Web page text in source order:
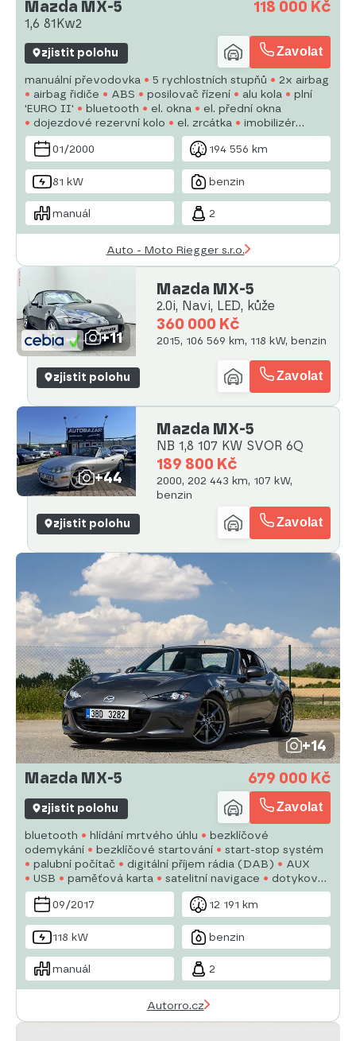
Mazda MX-5
1,6 81Kw2
118 000 Kč
zjistit polohu Zavolat
manuální převodovka 5 rychlostních stupňů
2x airbag
airbag řidiče
ABS posilovač řízení alu kola
plní
'EURO II'
bluetooth el. okna
el. přední okna
dojezdové rezervní kolo
el. zrcátka
imobilizér
centrální zamykání
01/2000
194 556 km
81 kW benzin
manuál 2
Auto - Moto Riegger s.r.o.
+11
Mazda MX-5
2.0i, Navi, LED, kůže
360 000 Kč
2015, 106 569 km, 118 kW, benzin
zjistit polohu Zavolat
+44
Mazda MX-5
NB 1,8 107 KW SVOR 6Q
189 800 Kč
2000, 202 443 km, 107 kW,
benzin
zjistit polohu Zavolat
+14
Mazda MX-5
679 000 Kč
zjistit polohu Zavolat
bluetooth hlídání mrtvého úhlu
bezklíčové
odemykání
bezklíčové startování
start-stop systém
palubní počítač
digitální příjem rádia (DAB)
AUX
USB
paměťová karta satelitní navigace
dotykové
ovládání palubního počítače
autorádio
multifunkční
volant
nastavitelný volant
09/2017 12 191 km
118 kW benzin
manuál 2
Autorro.cz